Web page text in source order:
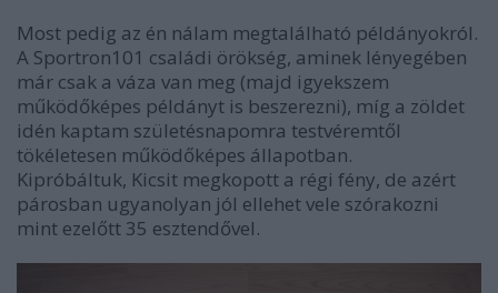
Most pedig az én nálam megtalálható példányokról.
A Sportron101 családi örökség, aminek lényegében
már csak a váza van meg (majd igyekszem
működőképes példányt is beszerezni), míg a zöldet
idén kaptam születésnapomra testvéremtől
tökéletesen működőképes állapotban.
Kipróbáltuk, Kicsit megkopott a régi fény, de azért
párosban ugyanolyan jól ellehet vele szórakozni
mint ezelőtt 35 esztendővel.